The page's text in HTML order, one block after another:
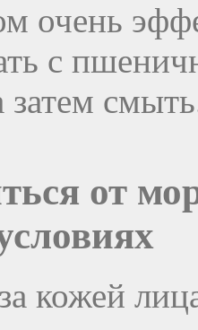
очень
с
затем
от
кожей